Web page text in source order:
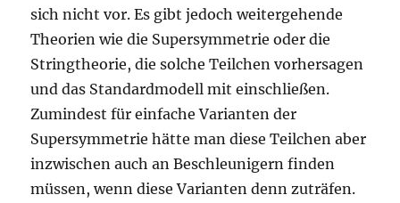
sich nicht vor. Es gibt jedoch weitergehende
Theorien wie die Supersymmetrie oder die
Stringtheorie, die solche Teilchen vorhersagen
und das Standardmodell mit einschließen.
Zumindest für einfache Varianten der
Supersymmetrie hätte man diese Teilchen aber
inzwischen auch an Beschleunigern finden
müssen, wenn diese Varianten denn zuträfen.